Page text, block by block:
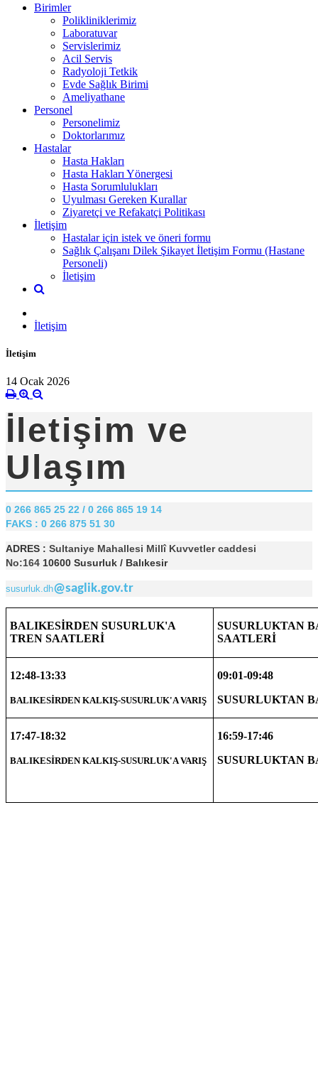
Birimler
Polikliniklerimiz
Laboratuvar
Servislerimiz
Acil Servis
Radyoloji Tetkik
Evde Sağlık Birimi
Ameliyathane
Personel
Personelimiz
Doktorlarımız
Hastalar
Hasta Hakları
Hasta Hakları Yönergesi
Hasta Sorumlulukları
Uyulması Gereken Kurallar
Ziyaretçi ve Refakatçi Politikası
İletişim
Hastalar için istek ve öneri formu
Sağlık Çalışanı Dilek Şikayet İletişim Formu (Hastane
Personeli)
İletişim
İletişim
İletişim
14 Ocak 2026
İletişim ve
Ulaşım
0 266 865 25 22 / 0 266 865 19 14
FAKS : 0 266 875 51 30
ADRES : Sultaniye Mahallesi Millî Kuvvetler caddesi
No:164 10600 Susurluk / Balıkesir
susurluk.dh@saglik.gov.tr
BALIKESİRDEN SUSURLUK'A
TREN SAATLERİ
SUSURLUKTAN
SAATLERİ
12:48-13:33
BALIKESİRDEN KALKIŞ-SUSURLUK'A VARIŞ
09:01-09:48
SUSURLUKTAN
17:47-18:32
BALIKESİRDEN KALKIŞ-SUSURLUK'A VARIŞ
16:59-17:46
SUSURLUKTAN